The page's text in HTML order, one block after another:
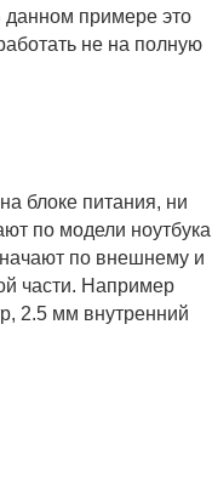
данном примере это
не на полную
блоке питания, ни
по модели ноутбука
по внешнему и
части. Например
2.5 мм внутренний